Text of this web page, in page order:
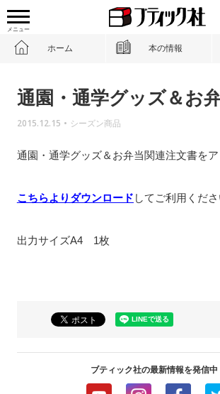
メニュー
ホーム 本の情報
通園・通学グッズ＆お
2015.12.15 • シーズン商品
通園・通学グッズ＆お弁当関連注文書をア
こちらよりダウンロード してご利用くださ
出力サイズA4 1枚
ブティック社の最新情報を発信中